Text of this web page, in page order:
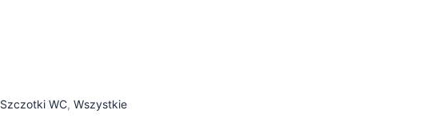
Szczotki WC, Wszystkie